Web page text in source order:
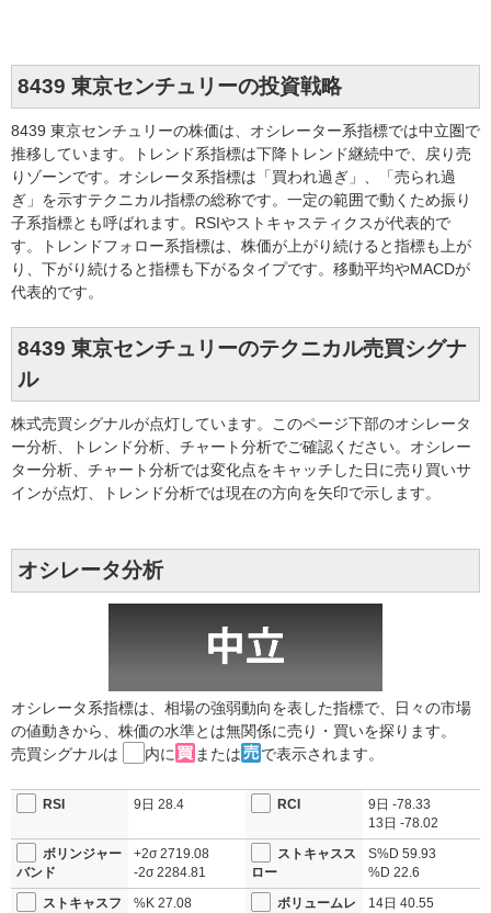
8439 東京センチュリーの投資戦略
8439 東京センチュリーの株価は、オシレーター系指標では中立圏で
推移しています。トレンド系指標は下降トレンド継続中で、戻り売
りゾーンです。オシレータ系指標は「買われ過ぎ」、「売られ過
ぎ」を示すテクニカル指標の総称です。一定の範囲で動くため振り
子系指標とも呼ばれます。RSIやストキャスティクスが代表的で
す。トレンドフォロー系指標は、株価が上がり続けると指標も上が
り、下がり続けると指標も下がるタイプです。移動平均やMACDが
代表的です。
8439 東京センチュリーのテクニカル売買シグナ
ル
株式売買シグナルが点灯しています。このページ下部のオシレータ
ー分析、トレンド分析、チャート分析でご確認ください。オシレー
ター分析、チャート分析では変化点をキャッチした日に売り買いサ
インが点灯、トレンド分析では現在の方向を矢印で示します。
オシレータ分析
オシレータ系指標は、相場の強弱動向を表した指標で、日々の市場
の値動きから、株価の水準とは無関係に売り・買いを探ります。
売買シグナルは
内に または で表示されます。
RSI 9日 28.4 RCI 9日 -78.33
13日 -78.02
ボリンジャー
バンド
+2σ2719.08
-2σ2284.81
ストキャスス
ロー
S%D 59.93
%D 22.6
ストキャスフ
%K 27.08 ボリュームレ 14日 40.55